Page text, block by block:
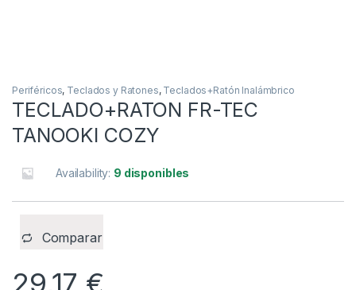
Periféricos, Teclados y Ratones, Teclados+Ratón Inalámbrico
TECLADO+RATON FR-TEC
TANOOKI COZY
Availability: 9 disponibles
Comparar
29,17 €